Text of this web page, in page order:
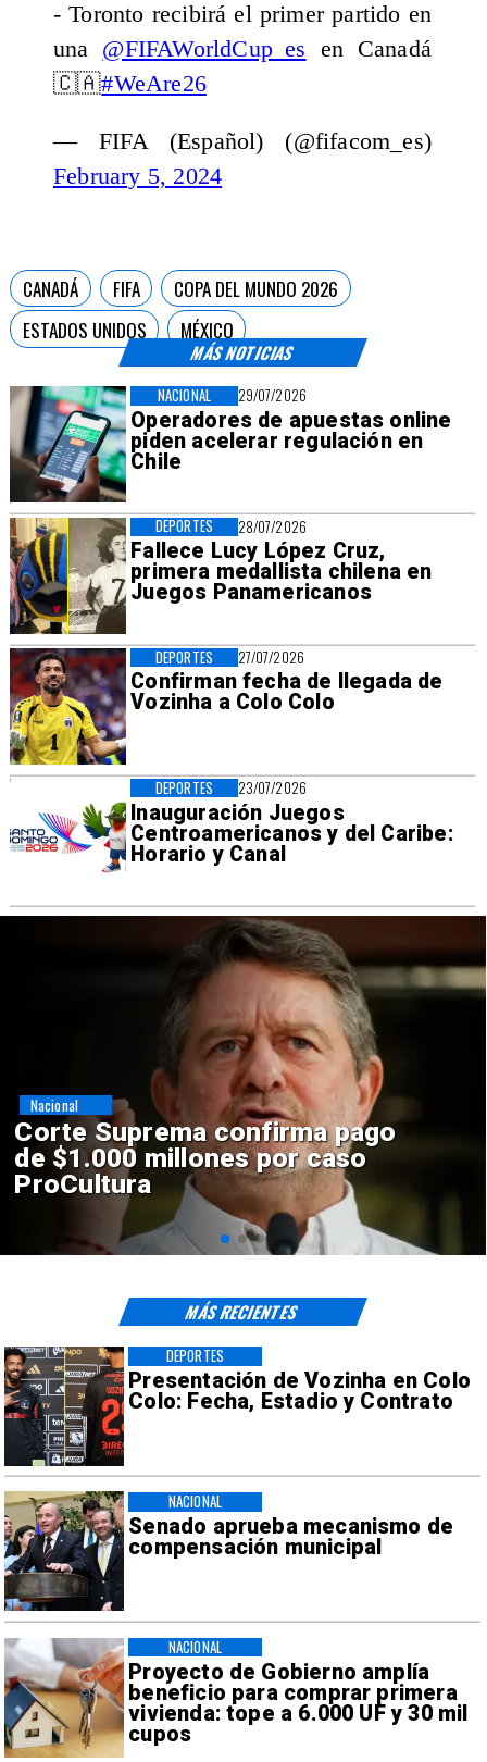
MÁS NOTICIAS
29/07/2026
Operadores de apuestas online
piden acelerar regulación en
Chile
NACIONAL
28/07/2026
Fallece Lucy López Cruz,
primera medallista chilena en
Juegos Panamericanos
DEPORTES
27/07/2026
Confirman fecha de llegada de
Vozinha a Colo Colo
DEPORTES
23/07/2026
Inauguración Juegos
Centroamericanos y del Caribe:
Horario y Canal
DEPORTES
- Toronto recibirá el primer partido en
una @FIFAWorldCup_es en Canadá
🇨🇦#WeAre26
— FIFA (Español) (@fifacom_es)
February 5, 2024
CANADÁ FIFA
COPA DEL MUNDO 2026
ESTADOS UNIDOS
MÉXICO
Codelco suspende
construcción de Andes Norte
en El Teniente por riesgos
sísmicos
Nacional
Presentación de Vozinha en Colo
Colo: Fecha, Estadio y Contrato
DEPORTES
Senado aprueba mecanismo de
compensación municipal
NACIONAL
Proyecto de Gobierno amplía
beneficio para comprar primera
vivienda: tope a 6.000 UF y 30 mil
cupos
NACIONAL
MÁS RECIENTES